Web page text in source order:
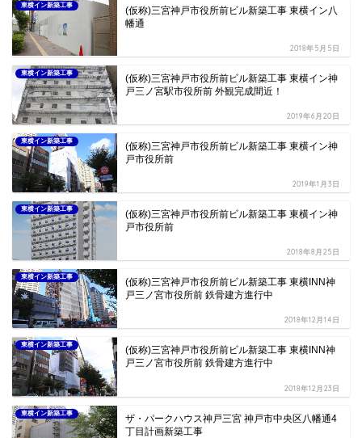
東横イン新築工事
(仮称)三宮神戸市役所前ビル新築工事 東横イン八
幡通
2018年5月5日
東横イン新築工事
(仮称)三宮神戸市役所前ビル新築工事 東横イン神
戸三ノ宮駅市役所前 外観完成間近！
2019年6月20日
東横イン新築工事
(仮称)三宮神戸市役所前ビル新築工事 東横イン神
戸市役所前
2019年1月3日
東横イン新築工事
(仮称)三宮神戸市役所前ビル新築工事 東横イン神
戸市役所前
2018年8月25日
東横イン新築工事
(仮称)三宮神戸市役所前ビル新築工事 東横INN神
戸三ノ宮市役所前 鉄骨建方進行中
2018年12月14日
東横イン新築工事
(仮称)三宮神戸市役所前ビル新築工事 東横INN神
戸三ノ宮市役所前 鉄骨建方進行中
2018年12月23日
東横イン新築工事
ザ・パークハウス神戸三宮 神戸市中央区八幡通4
丁目計画新築工事